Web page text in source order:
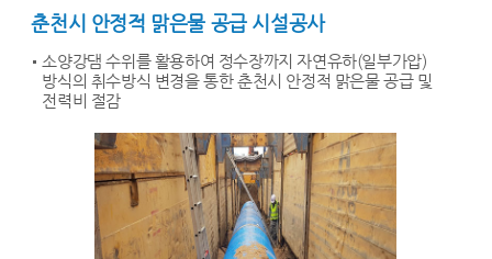
춘천시 안정적 맑은물 공급 시설공사
소양강댐 수위를 활용하여 정수장까지 자연유하(일부가압)
방식의 취수방식 변경을 통한 춘천시 안정적 맑은물 공급 및
전력비 절감